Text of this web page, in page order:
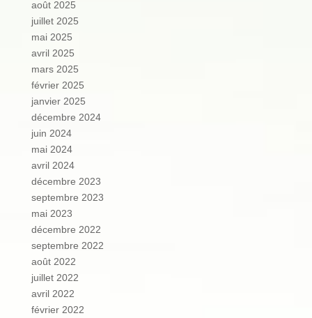
août 2025
juillet 2025
mai 2025
avril 2025
mars 2025
février 2025
janvier 2025
décembre 2024
juin 2024
mai 2024
avril 2024
décembre 2023
septembre 2023
mai 2023
décembre 2022
septembre 2022
août 2022
juillet 2022
avril 2022
février 2022